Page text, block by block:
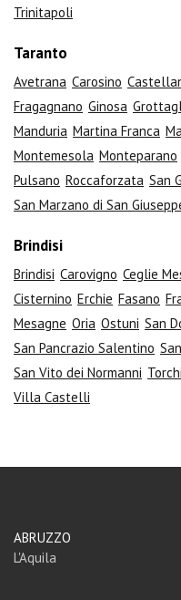
Trinitapoli
Taranto
Avetrana Carosino
Fragagnano Ginosa
Manduria Martina Franca
Montemesola Monteparano
Pulsano Roccaforzata San
San Marzano di San
Brindisi
Brindisi Carovigno Ceglie
Cisternino Erchie Fasano
Mesagne Oria Ostuni San
San Pancrazio Salentino
San Vito dei Normanni
Villa Castelli
ABRUZZO
L'Aquila